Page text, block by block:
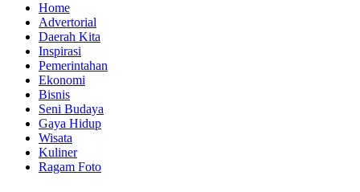
Home
Advertorial
Daerah Kita
Inspirasi
Pemerintahan
Ekonomi
Bisnis
Seni Budaya
Gaya Hidup
Wisata
Kuliner
Ragam Foto